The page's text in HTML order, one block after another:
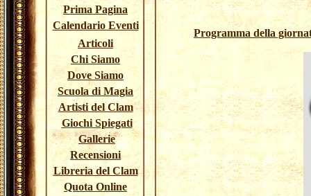
Prima Pagina
Calendario Eventi
Articoli
Chi Siamo
Dove Siamo
Scuola di Magia
Artisti del Clam
Giochi Spiegati
Gallerie
Recensioni
Libreria del Clam
Quota Online
Programma della